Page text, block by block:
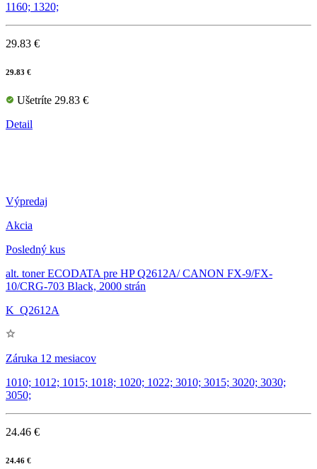
1160; 1320;
29.83 €
29.83 €
Ušetríte 29.83 €
Detail
Výpredaj
Akcia
Posledný kus
alt. toner ECODATA pre HP Q2612A/ CANON FX-9/FX-
10/CRG-703 Black, 2000 strán
K_Q2612A
Záruka 12 mesiacov
1010; 1012; 1015; 1018; 1020; 1022; 3010; 3015; 3020; 3030;
3050;
24.46 €
24.46 €